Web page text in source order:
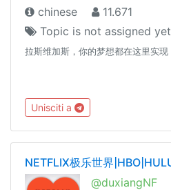
chinese
11.671
Topic is not assigned yet
拉斯维加斯，你的梦想都在这里实现
Unisciti a
@duxiangNF